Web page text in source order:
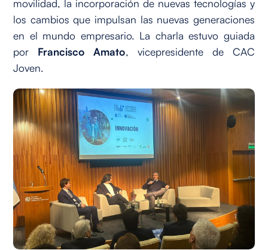
movilidad, la incorporación de nuevas tecnologías y
los cambios que impulsan las nuevas generaciones
en el mundo empresario. La charla estuvo guiada
por Francisco Amato, vicepresidente de CAC
Joven.